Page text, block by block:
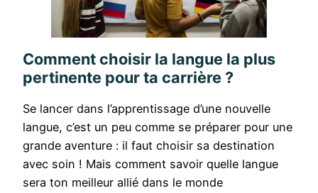
Comment choisir la langue la plus
pertinente pour ta carrière ?
Se lancer dans l’apprentissage d’une nouvelle
langue, c’est un peu comme se préparer pour une
grande aventure : il faut choisir sa destination
avec soin ! Mais comment savoir quelle langue
sera ton meilleur allié dans le monde